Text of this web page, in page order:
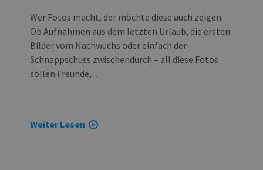
Wer Fotos macht, der möchte diese auch zeigen.
Ob Aufnahmen aus dem letzten Urlaub, die ersten
Bilder vom Nachwuchs oder einfach der
Schnappschuss zwischendurch – all diese Fotos
sollen Freunde,…
Weiter Lesen